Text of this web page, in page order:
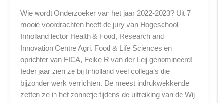
Wie wordt Onderzoeker van het jaar 2022-2023? Uit 7
mooie voordrachten heeft de jury van Hogeschool
Inholland lector Health & Food, Research and
Innovation Centre Agri, Food & Life Sciences en
oprichter van FICA, Feike R van der Leij genomineerd!
Ieder jaar zien ze bij Inholland veel collega’s die
bijzonder werk verrichten. De meest indrukwekkende
zetten ze in het zonnetje tijdens de uitreiking van de Wij